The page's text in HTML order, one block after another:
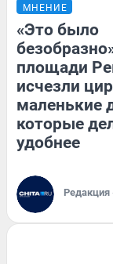
МНЕНИЕ
«Это было
площади
исчезли
маленькие
которые
удобнее
Редакция